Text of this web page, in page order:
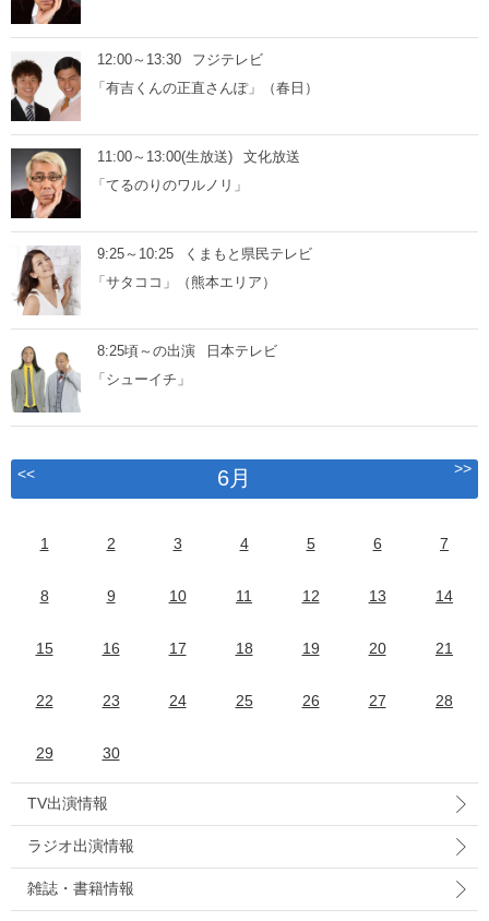
12:00～13:30
フジテレビ
「有吉くんの正直さんぽ」（春日）
11:00～13:00(生放送)
文化放送
「てるのりのワルノリ」
9:25～10:25
くまもと県民テレビ
「サタココ」（熊本エリア）
8:25頃～の出演
日本テレビ
「シューイチ」
<< 6月 >>
1 2 3 4 5 6 7
8 9 10 11 12 13 14
15 16 17 18 19 20 21
22 23 24 25 26 27 28
29 30
TV出演情報
ラジオ出演情報
雑誌・書籍情報